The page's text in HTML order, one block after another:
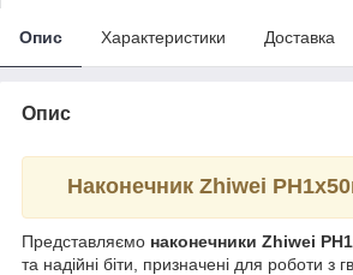
Опис Характеристики Доставка
Опис
Наконечник Zhiwei
Представляємо наконечники Zhiwei
та надійні біти, призначені для роботи з